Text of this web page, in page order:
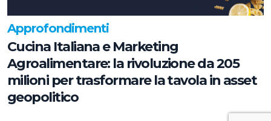
Approfondimenti
Cucina Italiana e Marketing
Agroalimentare: la rivoluzione da 205
milioni per trasformare la tavola in asset
geopolitico